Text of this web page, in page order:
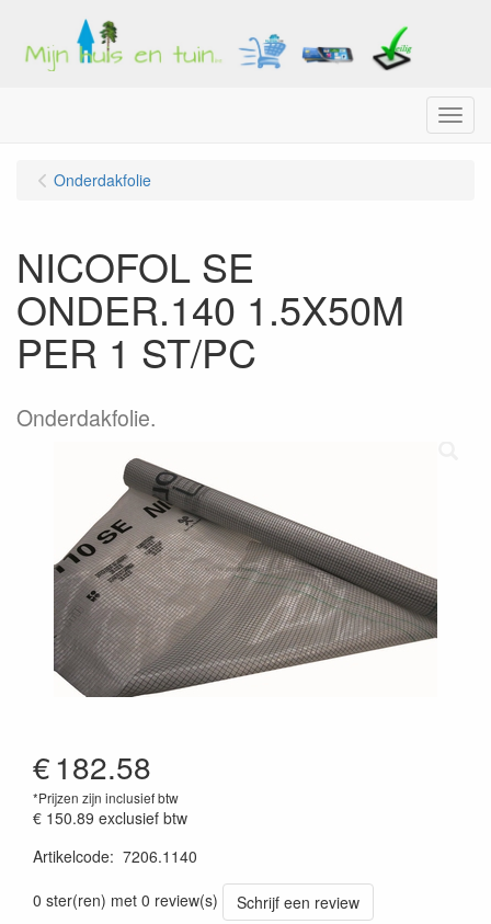
Menu
Onderdakfolie
NICOFOL SE
ONDER.140 1.5X50M
PER 1 ST/PC
Onderdakfolie.
€182.58
*Prijzen zijn inclusief btw
€ 150.89 exclusief btw
Artikelcode: 7206.1140
0 ster(ren) met 0 review(s)
Schrijf een review